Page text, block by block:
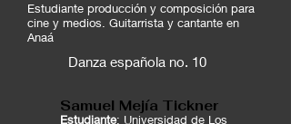
Estudiante producción y composición para
cine y medios. Guitarrista y cantante en
Anaá
Danza española no. 10
Samuel Mejía Tickner
Estudiante: Universidad de Los